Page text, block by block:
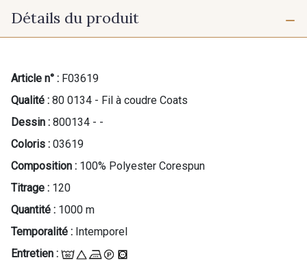
Détails du produit
Article n° : F03619
Qualité : 80 0134 - Fil à coudre Coats
Dessin : 800134 - -
Coloris : 03619
Composition : 100% Polyester Corespun
Titrage : 120
Quantité : 1000 m
Temporalité : Intemporel
Entretien :